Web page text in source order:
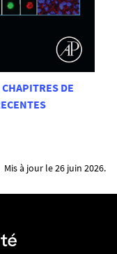
DE
Mis à jour le 26 juin 2026.